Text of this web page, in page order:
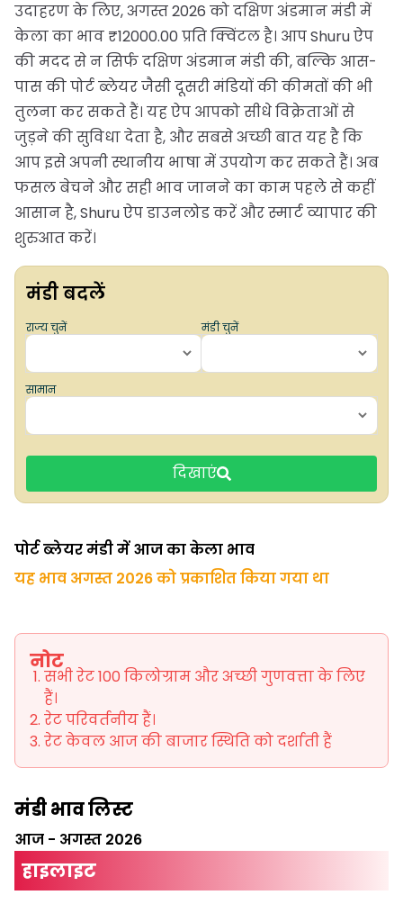
उदाहरण के लिए, अगस्त 2026 को दक्षिण अंडमान मंडी में
केला का भाव ₹12000.00 प्रति क्विंटल है। आप Shuru ऐप
की मदद से न सिर्फ दक्षिण अंडमान मंडी की, बल्कि आस-
पास की पोर्ट ब्लेयर जैसी दूसरी मंडियों की कीमतों की भी
तुलना कर सकते हैं। यह ऐप आपको सीधे विक्रेताओं से
जुड़ने की सुविधा देता है, और सबसे अच्छी बात यह है कि
आप इसे अपनी स्थानीय भाषा में उपयोग कर सकते हैं। अब
फसल बेचने और सही भाव जानने का काम पहले से कहीं
आसान है, Shuru ऐप डाउनलोड करें और स्मार्ट व्यापार की
शुरुआत करें।
मंडी बदलें
राज्य चुनें मंडी चुनें
सामान
दिखाएं
पोर्ट ब्लेयर मंडी में आज का केला भाव
यह भाव अगस्त 2026 को प्रकाशित किया गया था
नोट
सभी रेट 100 किलोग्राम और अच्छी गुणवत्ता के लिए
हैं।
रेट परिवर्तनीय हैं।
रेट केवल आज की बाजार स्थिति को दर्शाती हैं
मंडी भाव लिस्ट
आज - अगस्त 2026
हाइलाइट